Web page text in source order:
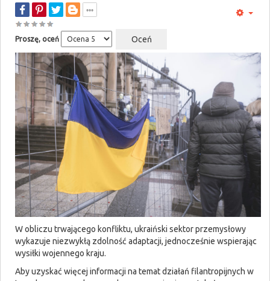
Proszę, oceń
W obliczu trwającego konfliktu, ukraiński sektor przemysłowy
wykazuje niezwykłą zdolność adaptacji, jednocześnie wspierając
wysiłki wojennego kraju.
Aby uzyskać więcej informacji na temat działań filantropijnych w